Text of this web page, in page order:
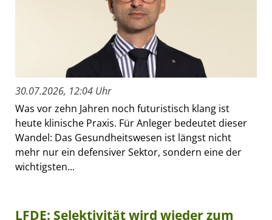
30.07.2026, 12:04 Uhr
Was vor zehn Jahren noch futuristisch klang ist
heute klinische Praxis. Für Anleger bedeutet dieser
Wandel: Das Gesundheitswesen ist längst nicht
mehr nur ein defensiver Sektor, sondern eine der
wichtigsten...
LFDE: Selektivität wird wieder zum